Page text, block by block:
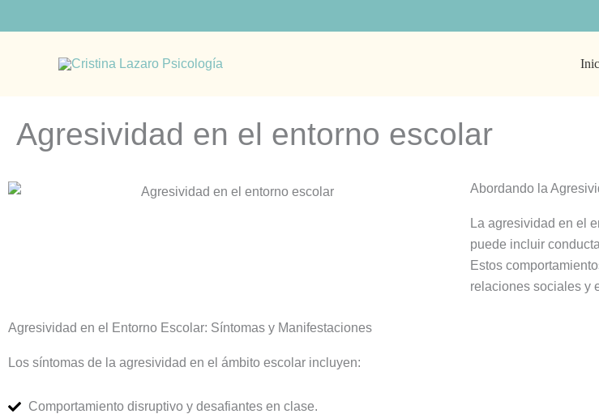
al
Agresividad en el entorno escolar
Abordando la
La agresividad en el
puede incluir
Estos
relaciones sociales y
Agresividad en el Entorno Escolar: Síntomas y Manifestaciones
Los síntomas de la agresividad en el ámbito escolar incluyen:
Comportamiento disruptivo y desafiantes en clase.